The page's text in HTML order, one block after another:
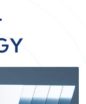
て
本パーカライジング
ティ
CHEMISTRY
とは？
在地
Y